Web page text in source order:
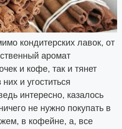
кондитерских лавок, от
аромат
и кофе, так и тянет
и угоститься
интересно, казалось
нe нужно покупать в
в кофейне, а, все